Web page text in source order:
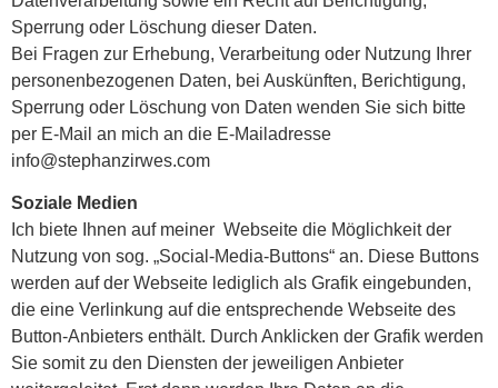
Sperrung oder Löschung dieser Daten.
Bei Fragen zur Erhebung, Verarbeitung oder Nutzung Ihrer
personenbezogenen Daten, bei Auskünften, Berichtigung,
Sperrung oder Löschung von Daten wenden Sie sich bitte
per E-Mail an mich an die E-Mailadresse
info@stephanzirwes.com
Soziale Medien
Ich biete Ihnen auf meiner Webseite die Möglichkeit der
Nutzung von sog. „Social-Media-Buttons“ an. Diese Buttons
werden auf der Webseite lediglich als Grafik eingebunden,
die eine Verlinkung auf die entsprechende Webseite des
Button-Anbieters enthält. Durch Anklicken der Grafik werden
Sie somit zu den Diensten der jeweiligen Anbieter